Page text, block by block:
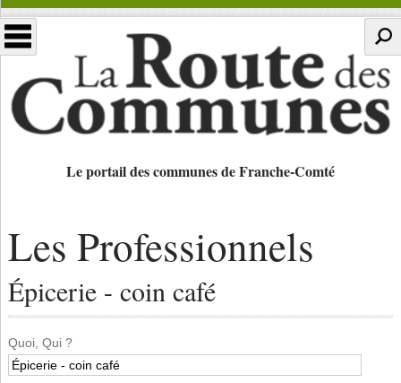
Le portail des communes de Franche-Comté
Les Professionnels
Épicerie - coin café
Quoi, Qui ?